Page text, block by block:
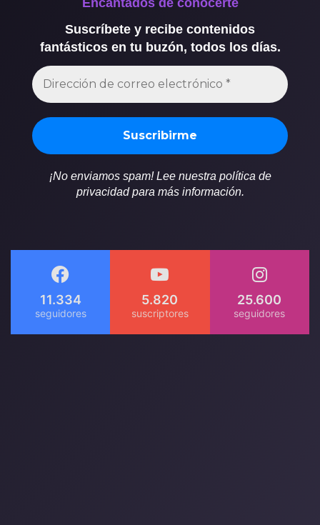
Suscríbete y recibe contenidos
fantásticos en tu buzón, todos los días.
¡No enviamos spam! Lee nuestra política de
privacidad para más información.
11.334 5.820 25.600